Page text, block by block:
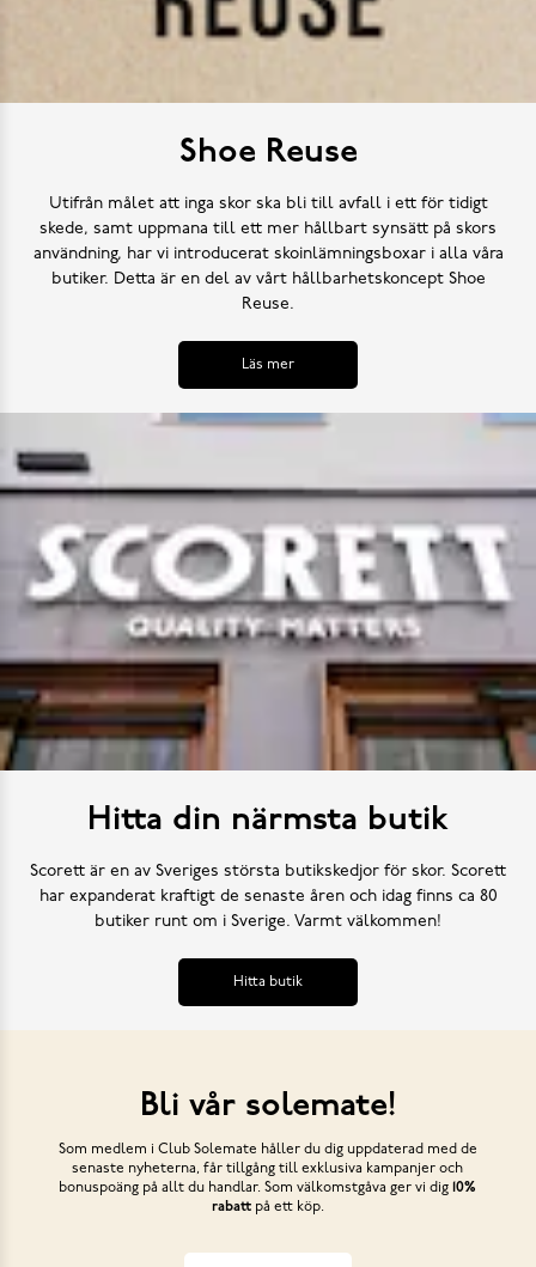
Shoe Reuse
Utifrån målet att inga skor ska bli till avfall i ett för tidigt
skede, samt uppmana till ett mer hållbart synsätt på skors
användning, har vi introducerat skoinlämningsboxar i alla våra
butiker. Detta är en del av vårt hållbarhetskoncept Shoe
Reuse.
Läs mer
Hitta din närmsta butik
Scorett är en av Sveriges största butikskedjor för skor. Scorett
har expanderat kraftigt de senaste åren och idag finns ca 80
butiker runt om i Sverige. Varmt välkommen!
Hitta butik
Bli vår solemate!
Som medlem i Club Solemate håller du dig uppdaterad med de
senaste nyheterna, får tillgång till exklusiva kampanjer och
bonuspoäng på allt du handlar. Som välkomstgåva ger vi dig 10%
rabattpå ett köp.